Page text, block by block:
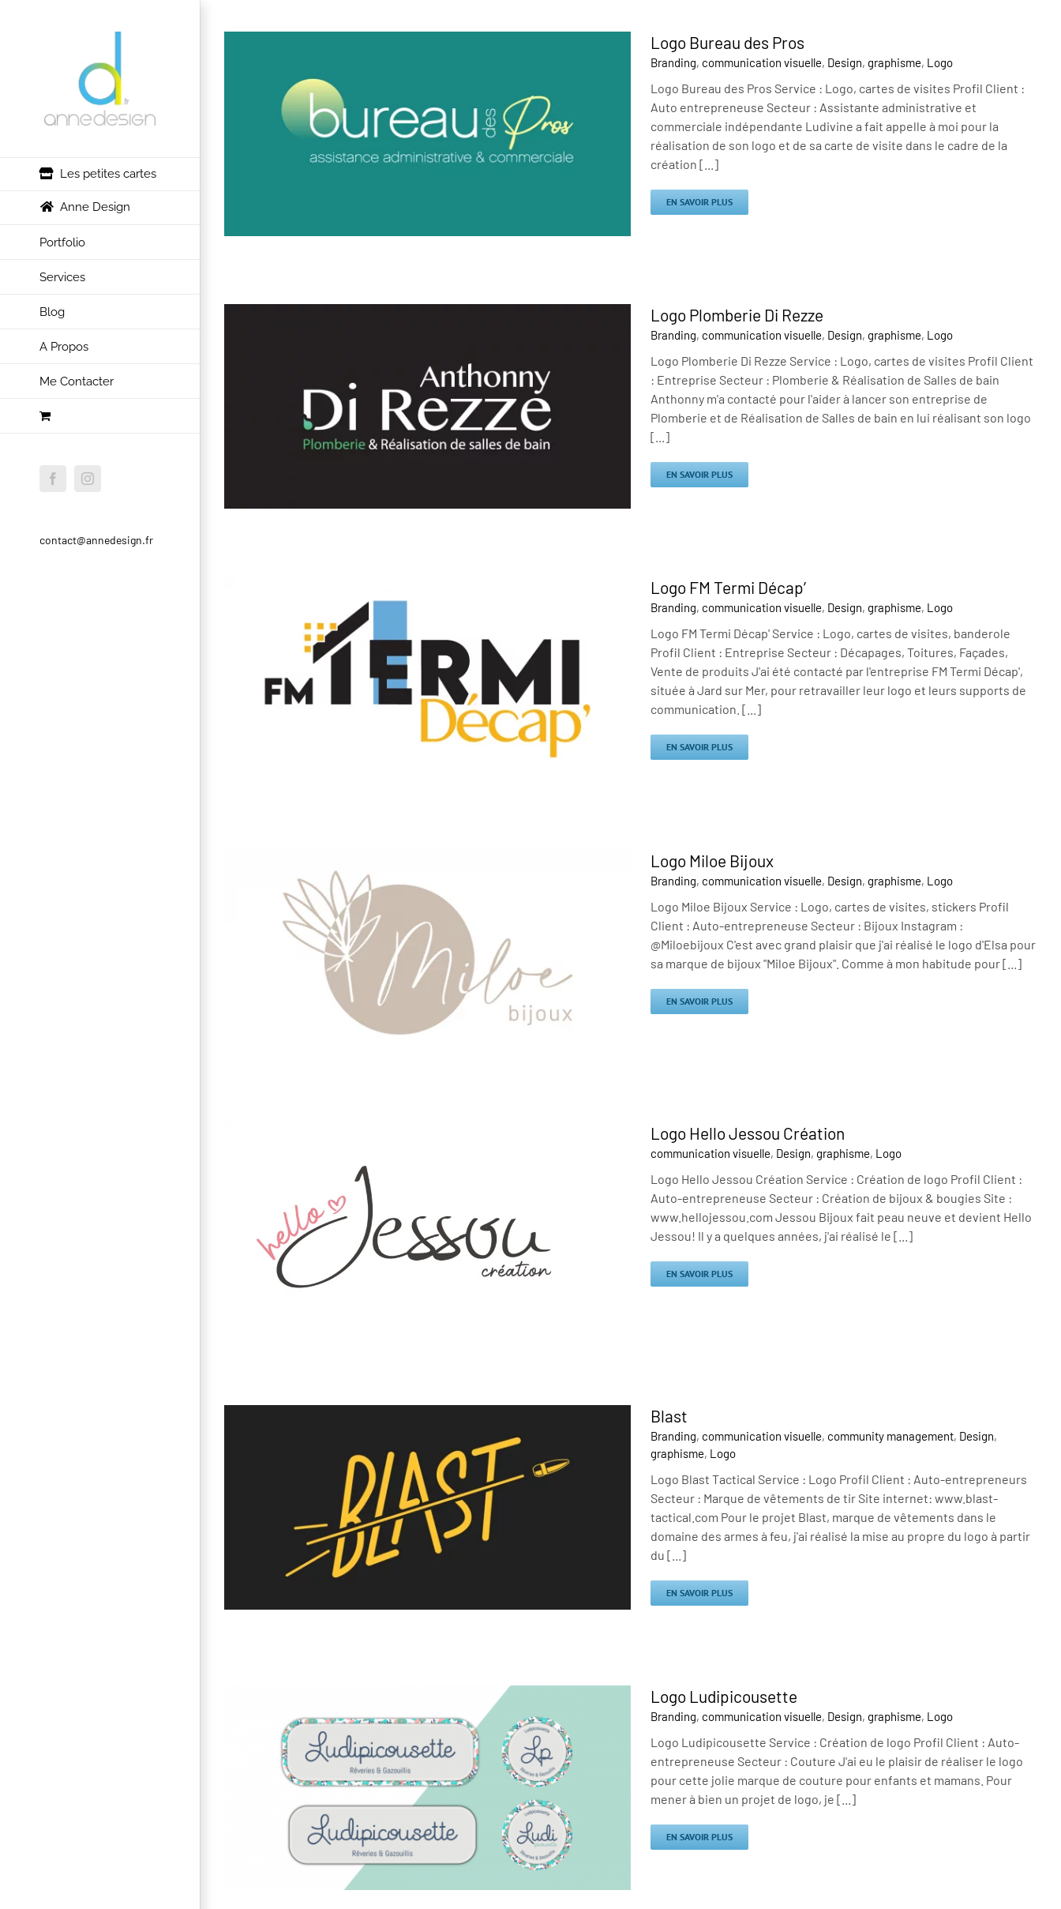
Les petites cartes
Anne Design
Portfolio
Services
Blog
A Propos
Me Contacter
FacebookInstagram
contact@annedesign.fr
Logo Bureau des Pros
Branding, communication visuelle, Design, graphisme, Logo
Logo Bureau des Pros Service : Logo, cartes de visites Profil Client :
Auto entrepreneuse Secteur : Assistante administrative et
commerciale indépendante Ludivine a fait appelle à moi pour la
réalisation de son logo et de sa carte de visite dans le cadre de la
création [...]
EN SAVOIR PLUS
Logo Plomberie Di Rezze
Branding, communication visuelle, Design, graphisme, Logo
Logo Plomberie Di Rezze Service : Logo, cartes de visites Profil Client
: Entreprise Secteur : Plomberie & Réalisation de Salles de bain
Anthonny m'a contacté pour l'aider à lancer son entreprise de
Plomberie et de Réalisation de Salles de bain en lui réalisant son logo
[...]
EN SAVOIR PLUS
Logo FM Termi Décap’
Branding, communication visuelle, Design, graphisme, Logo
Logo FM Termi Décap' Service : Logo, cartes de visites, banderole
Profil Client : Entreprise Secteur : Décapages, Toitures, Façades,
Vente de produits J'ai été contacté par l'entreprise FM Termi Décap',
située à Jard sur Mer, pour retravailler leur logo et leurs supports de
communication. [...]
EN SAVOIR PLUS
Logo Miloe Bijoux
Branding, communication visuelle, Design, graphisme, Logo
Logo Miloe Bijoux Service : Logo, cartes de visites, stickers Profil
Client : Auto-entrepreneuse Secteur : Bijoux Instagram :
@Miloebijoux C'est avec grand plaisir que j'ai réalisé le logo d'Elsa pour
sa marque de bijoux "Miloe Bijoux". Comme à mon habitude pour [...]
EN SAVOIR PLUS
Logo Hello Jessou Création
communication visuelle, Design, graphisme, Logo
Logo Hello Jessou Création Service : Création de logo Profil Client :
Auto-entrepreneuse Secteur : Création de bijoux & bougies Site :
www.hellojessou.com Jessou Bijoux fait peau neuve et devient Hello
Jessou! Il y a quelques années, j'ai réalisé le [...]
EN SAVOIR PLUS
Blast
Branding, communication visuelle, community management, Design,
graphisme, Logo
Logo Blast Tactical Service : Logo Profil Client : Auto-entrepreneurs
Secteur : Marque de vêtements de tir Site internet: www.blast-
tactical.com Pour le projet Blast, marque de vêtements dans le
domaine des armes à feu, j'ai réalisé la mise au propre du logo à partir
du [...]
EN SAVOIR PLUS
Logo Ludipicousette
Branding, communication visuelle, Design, graphisme, Logo
Logo Ludipicousette Service : Création de logo Profil Client : Auto-
entrepreneuse Secteur : Couture J'ai eu le plaisir de réaliser le logo
pour cette jolie marque de couture pour enfants et mamans. Pour
mener à bien un projet de logo, je [...]
EN SAVOIR PLUS